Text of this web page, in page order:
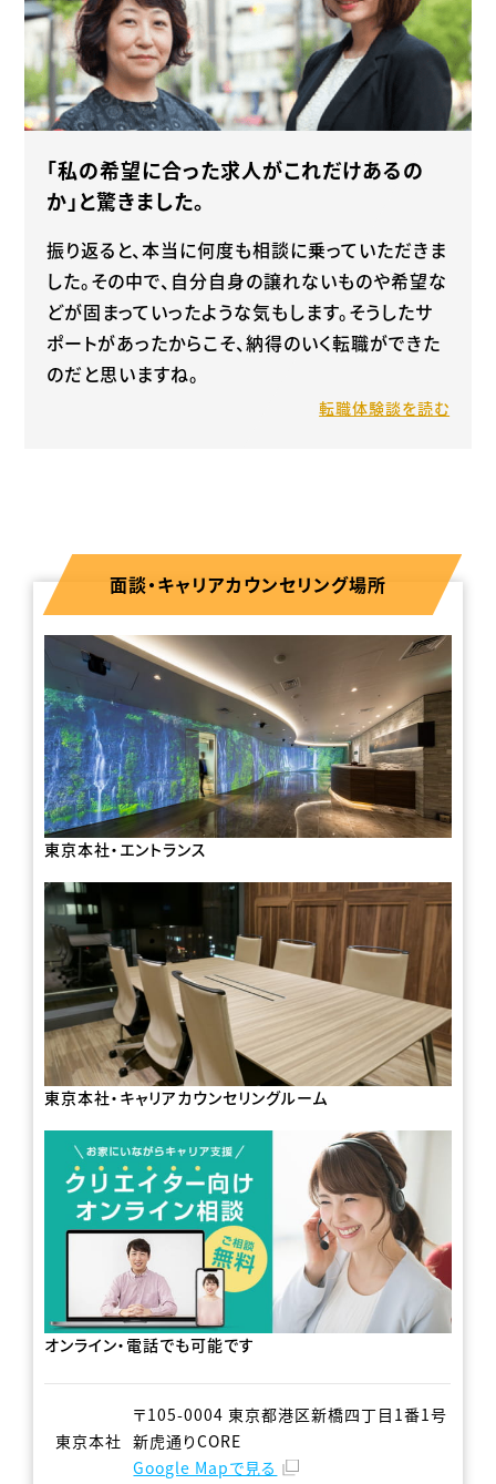
「私の希望に合った求人がこれだけあるの
か」と驚きました。
振り返ると、本当に何度も相談に乗っていただきま
した。その中で、自分自身の譲れないものや希望な
どが固まっていったような気もします。そうしたサ
ポートがあったからこそ、納得のいく転職ができた
のだと思いますね。
転職体験談を読む
面談・キャリアカウンセリング場所
東京本社・エントランス
東京本社・キャリアカウンセリングルーム
オンライン・電話でも可能です
東京本社
〒105-0004 東京都港区新橋四丁目1番1号
新虎通りCORE
Google Mapで見る